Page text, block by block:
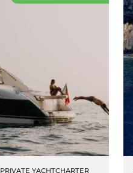
PRIVATE YACHTCHARTER